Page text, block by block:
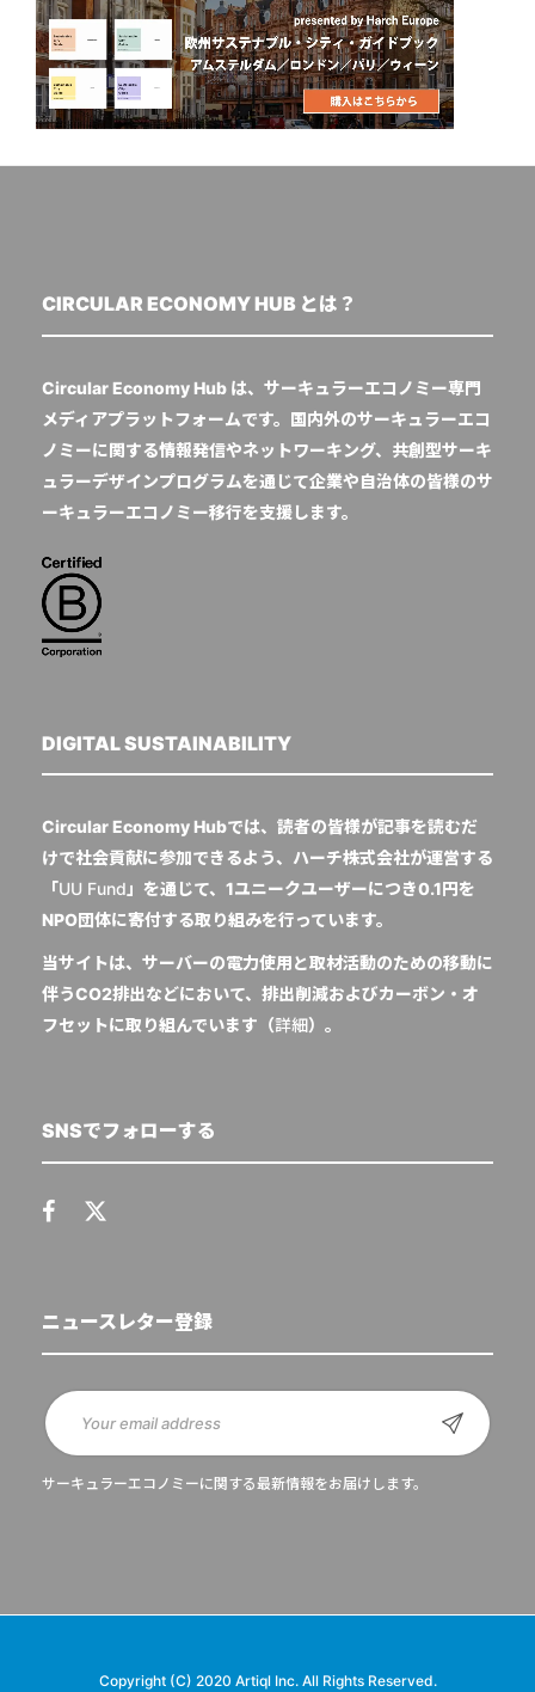
CIRCULAR ECONOMY HUB とは？
Circular Economy Hub は、サーキュラーエコノミー専門
メディアプラットフォームです。国内外のサーキュラーエコ
ノミーに関する情報発信やネットワーキング、共創型サーキ
ュラーデザインプログラムを通じて企業や自治体の皆様のサ
ーキュラーエコノミー移行を支援します。
DIGITAL SUSTAINABILITY
Circular Economy Hubでは、読者の皆様が記事を読むだ
けで社会貢献に参加できるよう、ハーチ株式会社が運営する
「UU Fund 」を通じて、1ユニークユーザーにつき0.1円を
NPO団体に寄付する取り組みを行っています。
当サイトは、サーバーの電力使用と取材活動のための移動に
伴うCO2排出などにおいて、排出削減およびカーボン・オ
フセットに取り組んでいます（詳細）。
SNSでフォローする
ニュースレター登録
サーキュラーエコノミーに関する最新情報をお届けします。
Copyright (C) 2020 Artiql Inc. All Rights Reserved.